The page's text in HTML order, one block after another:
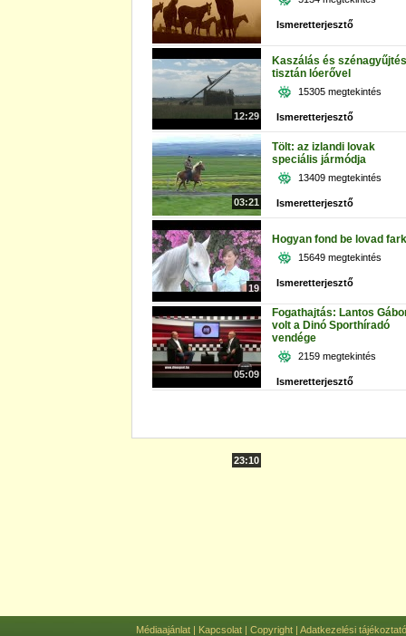
12:29
Ismeretterjesztő
03:21
Kaszálás és szénagyűjtés
tisztán lóerővel
15305 megtekintés
Ismeretterjesztő
19
Tölt: az izlandi lovak
speciális jármódja
13409 megtekintés
Ismeretterjesztő
05:09
Hogyan fond be lovad
15649 megtekintés
Ismeretterjesztő
23:10
Fogathajtás: Lantos
volt a Dinó Sporthíradó
vendége
2159 megtekintés
Ismeretterjesztő
Médiaajánlat| Kapcsolat| Copyright| Adatkezelési tájékoztató